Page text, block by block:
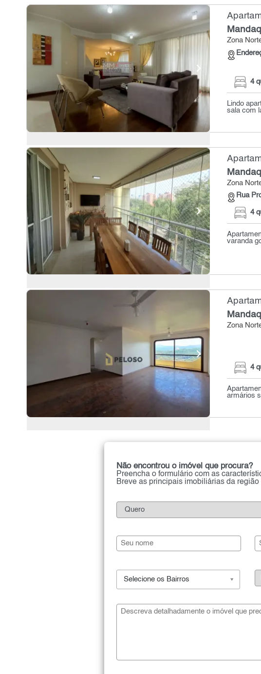
Zona
4
Lindo
sala com
Zona
Rua
4
varanda
Zona
4
armários
Não encontrou o imóvel que procura?
Preencha o formulário com as
Breve as principais imobiliárias da região
Selecione os Bairros